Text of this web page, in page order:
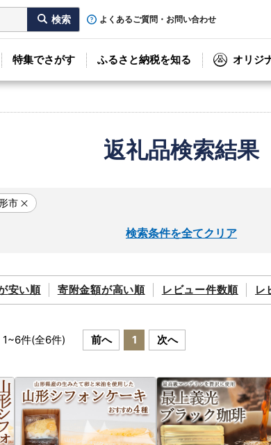
よくあるご質問・お問い合わせ
特集でさがす ふるさと納税を知る オリジ
返礼品検索結果
市
検索条件を全てクリア
安い順 寄附金額が高い順 レビュー件数順 レ
1~6件(全6件) 前へ 1 次へ